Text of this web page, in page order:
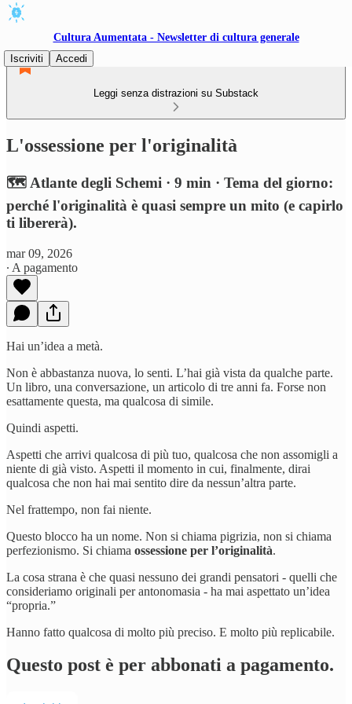
Cultura Aumentata - Newsletter di cultura generale
Iscriviti
Accedi
Leggi senza distrazioni su Substack
L'ossessione per l'originalità
🗺️ Atlante degli Schemi · 9 min · Tema del giorno:
perché l'originalità è quasi sempre un mito (e capirlo
ti libererà).
mar 09, 2026
∙ A pagamento
Hai un’idea a metà.
Non è abbastanza nuova, lo senti. L’hai già vista da qualche parte.
Un libro, una conversazione, un articolo di tre anni fa. Forse non
esattamente questa, ma qualcosa di simile.
Quindi aspetti.
Aspetti che arrivi qualcosa di più tuo, qualcosa che non assomigli a
niente di già visto. Aspetti il momento in cui, finalmente, dirai
qualcosa che non hai mai sentito dire da nessun’altra parte.
Nel frattempo, non fai niente.
Questo blocco ha un nome. Non si chiama pigrizia, non si chiama
perfezionismo. Si chiama ossessione per l’originalità.
La cosa strana è che quasi nessuno dei grandi pensatori - quelli che
consideriamo originali per antonomasia - ha mai aspettato un’idea
“propria.”
Hanno fatto qualcosa di molto più preciso. E molto più replicabile.
Questo post è per abbonati a pagamento.